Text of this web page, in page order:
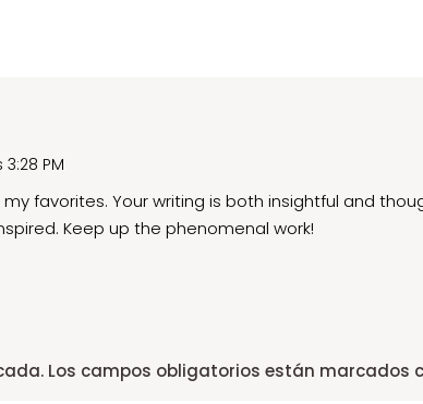
PM
favorites. Your writing is both insightful and
Keep up the phenomenal work!
Los campos obligatorios están marcados